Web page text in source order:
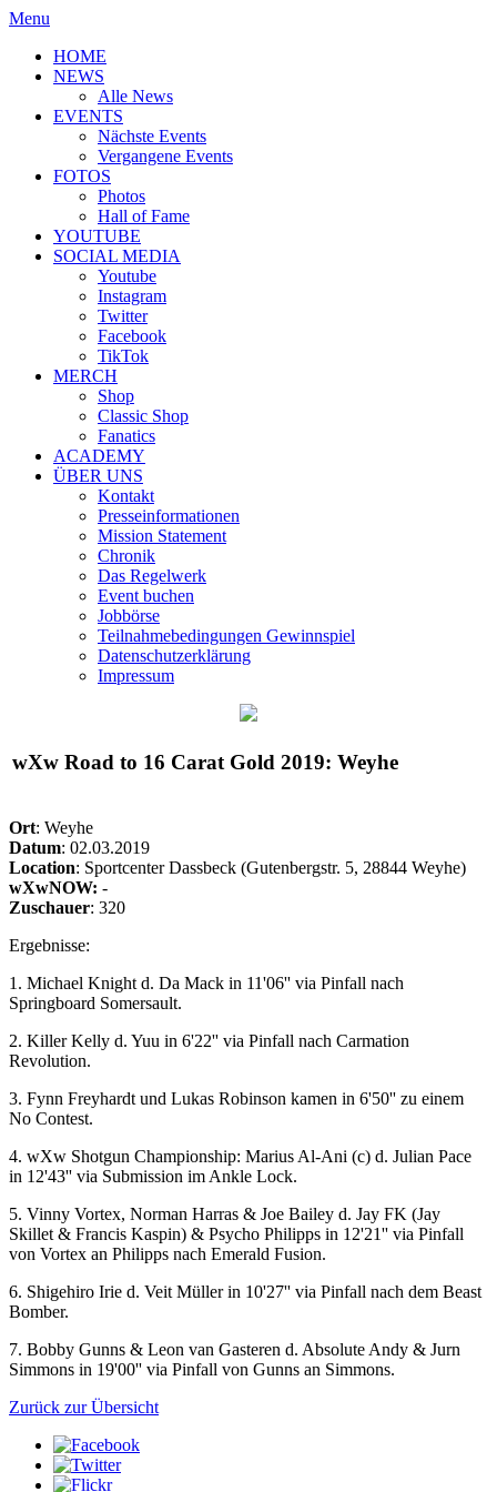
Menu
HOME
NEWS
Alle News
EVENTS
Nächste Events
Vergangene Events
FOTOS
Photos
Hall of Fame
YOUTUBE
SOCIAL MEDIA
Youtube
Instagram
Twitter
Facebook
TikTok
MERCH
Shop
Classic Shop
Fanatics
ACADEMY
ÜBER UNS
Kontakt
Presseinformationen
Mission Statement
Chronik
Das Regelwerk
Event buchen
Jobbörse
Teilnahmebedingungen Gewinnspiel
Datenschutzerklärung
Impressum
wXw Road to 16 Carat Gold 2019: Weyhe
Ort: Weyhe
Datum: 02.03.2019
Location: Sportcenter Dassbeck (Gutenbergstr. 5, 28844 Weyhe)
wXwNOW: -
Zuschauer: 320
Ergebnisse:
1. Michael Knight d. Da Mack in 11'06'' via Pinfall nach
Springboard Somersault.
2. Killer Kelly d. Yuu in 6'22'' via Pinfall nach Carmation
Revolution.
3. Fynn Freyhardt und Lukas Robinson kamen in 6'50'' zu einem
No Contest.
4. wXw Shotgun Championship: Marius Al-Ani (c) d. Julian Pace
in 12'43'' via Submission im Ankle Lock.
5. Vinny Vortex, Norman Harras & Joe Bailey d. Jay FK (Jay
Skillet & Francis Kaspin) & Psycho Philipps in 12'21'' via Pinfall
von Vortex an Philipps nach Emerald Fusion.
6. Shigehiro Irie d. Veit Müller in 10'27'' via Pinfall nach dem Beast
Bomber.
7. Bobby Gunns & Leon van Gasteren d. Absolute Andy & Jurn
Simmons in 19'00'' via Pinfall von Gunns an Simmons.
Zurück zur Übersicht